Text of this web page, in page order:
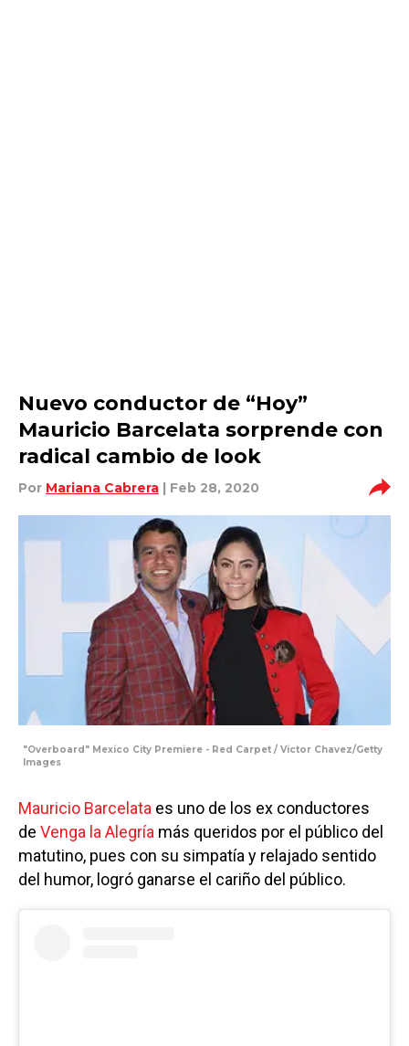
Nuevo conductor de “Hoy”
Mauricio Barcelata sorprende con
radical cambio de look
Por Mariana Cabrera | Feb 28, 2020
"Overboard" Mexico City Premiere - Red Carpet / Victor Chavez/Getty
Images
Mauricio Barcelata es uno de los ex conductores
de Venga la Alegría más queridos por el público del
matutino, pues con su simpatía y relajado sentido
del humor, logró ganarse el cariño del público.